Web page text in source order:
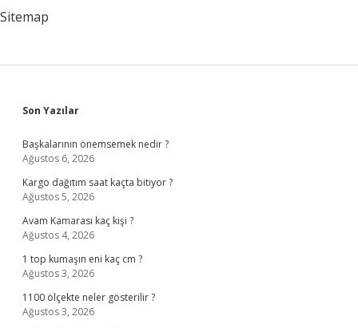
Sitemap
Sidebar
Son Yazılar
Başkalarının önemsemek nedir ?
Ağustos 6, 2026
Kargo dağıtım saat kaçta bitiyor ?
Ağustos 5, 2026
Avam Kamarası kaç kişi ?
Ağustos 4, 2026
1 top kumaşın eni kaç cm ?
Ağustos 3, 2026
1100 ölçekte neler gösterilir ?
Ağustos 3, 2026